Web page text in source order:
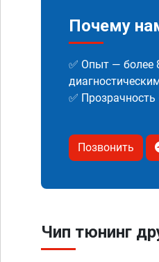
Почему
✅ Опыт — более
✅
Позвонить
Чип тюнинг